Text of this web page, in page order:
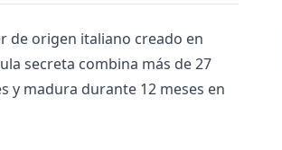
de origen italiano creado en
secreta combina más de 27
y madura durante 12 meses en